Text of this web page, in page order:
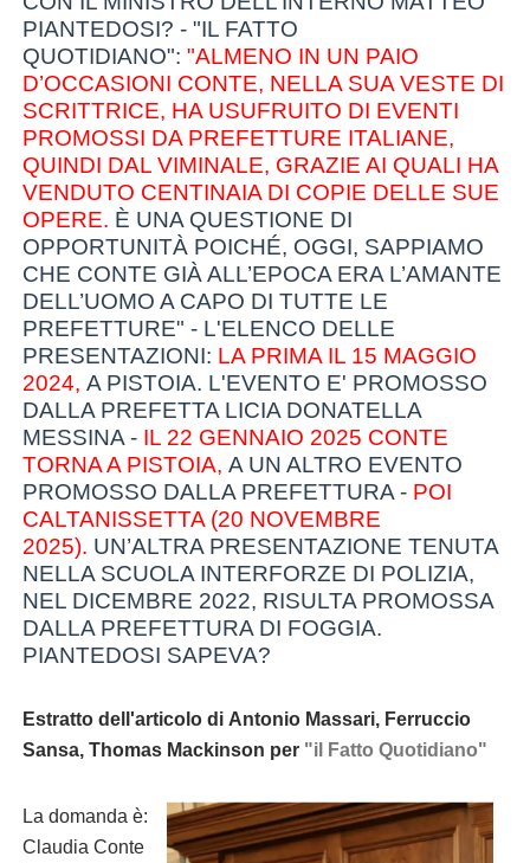
PIANTEDOSI? - "IL FATTO
QUOTIDIANO": "ALMENO IN UN PAIO
D’OCCASIONI CONTE, NELLA SUA VESTE DI
SCRITTRICE, HA USUFRUITO DI EVENTI
PROMOSSI DA PREFETTURE ITALIANE,
QUINDI DAL VIMINALE, GRAZIE AI QUALI HA
VENDUTO CENTINAIA DI COPIE DELLE SUE
OPERE. È UNA QUESTIONE DI
OPPORTUNITÀ POICHÉ, OGGI, SAPPIAMO
CHE CONTE GIÀ ALL’EPOCA ERA L’AMANTE
DELL’UOMO A CAPO DI TUTTE LE
PREFETTURE" - L'ELENCO DELLE
PRESENTAZIONI: LA PRIMA IL 15 MAGGIO
2024, A PISTOIA. L'EVENTO E' PROMOSSO
DALLA PREFETTA LICIA DONATELLA
MESSINA - IL 22 GENNAIO 2025 CONTE
TORNA A PISTOIA, A UN ALTRO EVENTO
PROMOSSO DALLA PREFETTURA - POI
CALTANISSETTA (20 NOVEMBRE
2025). UN’ALTRA PRESENTAZIONE TENUTA
NELLA SCUOLA INTERFORZE DI POLIZIA,
NEL DICEMBRE 2022, RISULTA PROMOSSA
DALLA PREFETTURA DI FOGGIA.
PIANTEDOSI SAPEVA?
Estratto dell'articolo di Antonio Massari, Ferruccio
Sansa, Thomas Mackinson per "il Fatto Quotidiano"
La domanda è:
Claudia Conte